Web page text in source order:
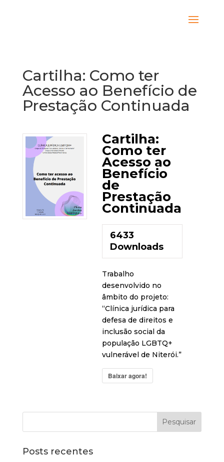
Cartilha: Como ter
Acesso ao Benefício de
Prestação Continuada
Cartilha:
Como ter
Acesso ao
Benefício
de
Prestação
Continuada
6433
Downloads
Trabalho
desenvolvido no
âmbito do projeto:
“Clínica jurídica para
defesa de direitos e
inclusão social da
população LGBTQ+
vulnerável de Niterói.”
Baixar agora!
Posts recentes